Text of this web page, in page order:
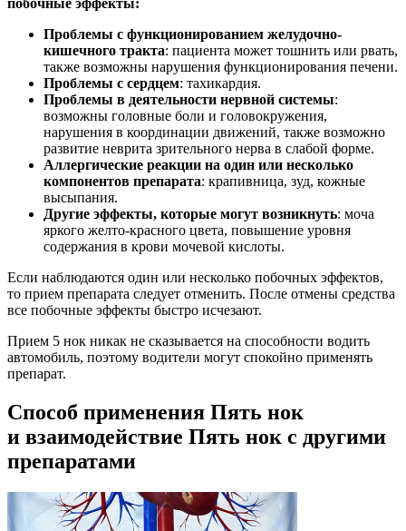
Проблемы с функционированием желудочно-
кишечного тракта: пациента может тошнить или рвать,
также возможны нарушения функционирования печени.
Проблемы с сердцем: тахикардия.
Проблемы в деятельности нервной системы:
возможны головные боли и головокружения,
нарушения в координации движений, также возможно
развитие неврита зрительного нерва в слабой форме.
Аллергические реакции на один или несколько
компонентов препарата: крапивница, зуд, кожные
высыпания.
Другие эффекты, которые могут возникнуть: моча
яркого желто-красного цвета, повышение уровня
содержания в крови мочевой кислоты.
Если наблюдаются один или несколько побочных эффектов,
то прием препарата следует отменить. После отмены средства
все побочные эффекты быстро исчезают.
Прием 5 нок никак не сказывается на способности водить
автомобиль, поэтому водители могут спокойно применять
препарат.
Способ применения Пять нок
и взаимодействие Пять нок с другими
препаратами